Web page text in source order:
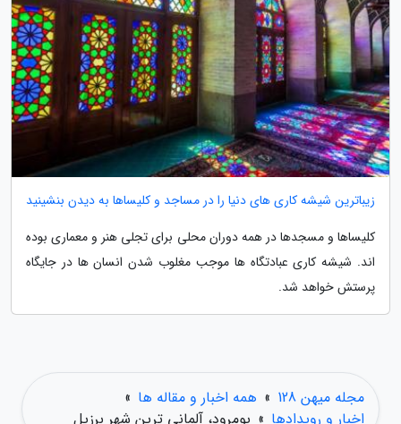
زیباترین شیشه کاری های دنیا را در مساجد و کلیساها به دیدن بنشینید
کلیساها و مسجدها در همه دوران محلی برای تجلی هنر و معماری بوده
اند. شیشه کاری عبادتگاه ها موجب مغلوب شدن انسان ها در جایگاه
پرستش خواهد شد.
مجله میهن 128 » همه اخبار و مقاله ها »
اخبار و رویدادها » پومرود، آلمانی ترین شهر برزیل